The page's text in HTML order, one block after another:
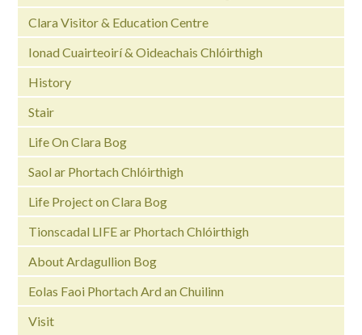
Clara Visitor & Education Centre
Ionad Cuairteoirí & Oideachais Chlóirthigh
History
Stair
Life On Clara Bog
Saol ar Phortach Chlóirthigh
Life Project on Clara Bog
Tionscadal LIFE ar Phortach Chlóirthigh
About Ardagullion Bog
Eolas Faoi Phortach Ard an Chuilinn
Visit